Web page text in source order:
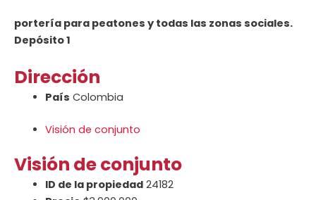
portería para peatones y todas las zonas sociales.
Depósito 1
Dirección
País Colombia
Visión de conjunto
Visión de conjunto
ID de la propiedad 24182